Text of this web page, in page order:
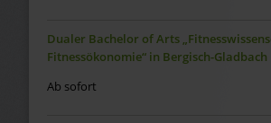
Dualer Bachelor of Arts
Fitnessökonomie“ in Bergisch-Gladbach
Ab sofort